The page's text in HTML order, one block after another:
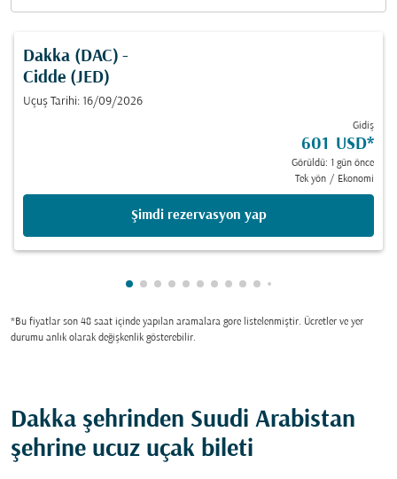
Dakka (DAC) -
Cidde (JED)
Uçuş Tarihi: 16/09/2026
Gidiş
601 USD*
Görüldü: 1 gün önce
Tek yön / Ekonomi
Şimdi rezervasyon yap
gösteriliyor cmp-pagination-showing-
gösteriliyor cmp-pagination-
gösteriliyor cmp-pagination-
gösteriliyor cmp-pagination-
gösteriliyor cmp-pagination-
gösteriliyor cmp-pagination-
gösteriliyor cmp-
gösteriliyor cmp-
gösteriliyor cmp-
gösteriliyor cmp-
*Bu fiyatlar son 48 saat içinde yapılan aramalara gore listelenmiştir. Ücretler ve yer
durumu anlık olarak değişkenlik gösterebilir.
Dakka şehrinden Suudi Arabistan
şehrine ucuz uçak bileti